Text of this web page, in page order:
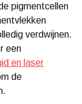
pigmentcellen
verdwijnen.
een
en laser
de